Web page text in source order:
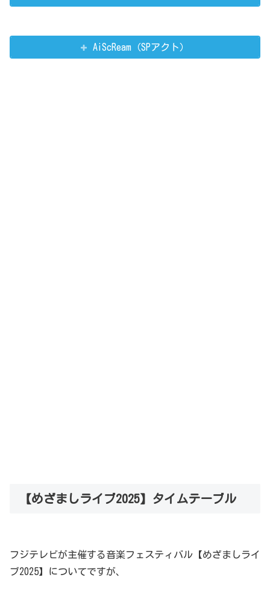
AiScReam（SPアクト）
【めざましライブ2025】タイムテーブル
フジテレビが主催する音楽フェスティバル【めざましライ
ブ2025】についてですが、